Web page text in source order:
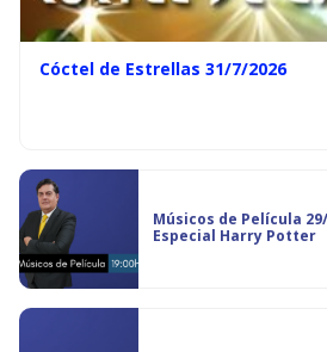
Cóctel de Estrellas 31/7/2026
Músicos de Película
Especial Harry Potter